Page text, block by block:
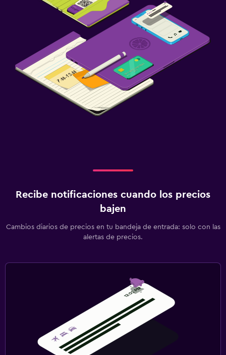
Recibe notificaciones cuando los precios
bajen
Cambios diarios de precios en tu bandeja de entrada: solo con las
alertas de precios.